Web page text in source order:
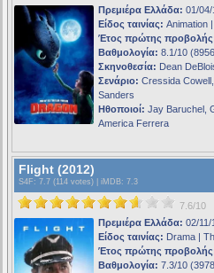
Πρεμιέρα Ελλάδα: 01/04/
Είδος ταινίας: Animation
Έτος πρώτης
Βαθμολογία: 8.1/10
Σκηνοθεσία: Dean
Σενάριο: Cressida
Sanders
Ηθοποιοί: Jay Baruchel,
America Ferrera
Flight (2012)
S4F : 7.7 (114 votes) | iMDB: 7.3
7.6/10
Πρεμιέρα Ελλάδα: 02/11/
Είδος ταινίας: Drama |
Έτος πρώτης
Βαθμολογία: 7.3/10